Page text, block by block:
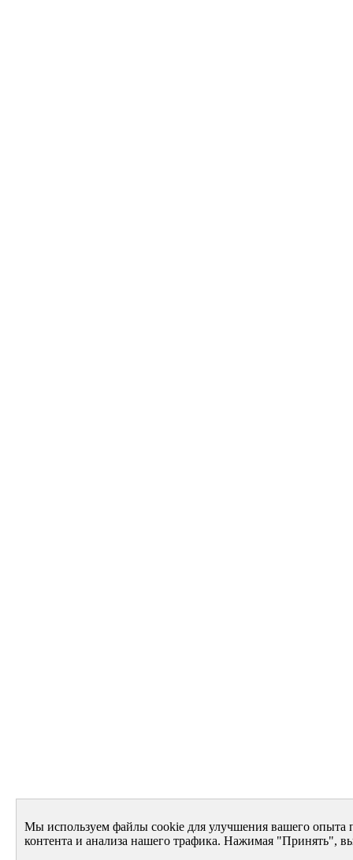
Мы используем файлы cookie для улучшения вашего опыта
контента и анализа нашего трафика. Нажимая "Принять",